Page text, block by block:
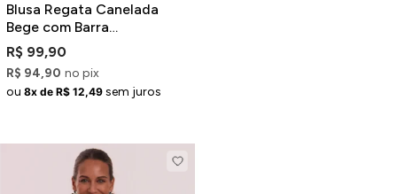
Blusa Regata Canelada
Bege com Barra
Assimétrica
R$ 99,90
R$ 94,90 no pix
ou 8x de R$ 12,49 sem juros